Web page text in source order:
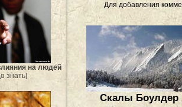
на людей
знать]
Для добавления
Скалы Боулдер